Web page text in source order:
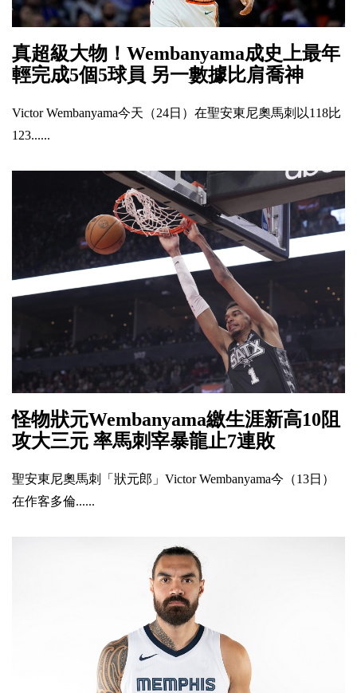
真超級大物！Wembanyama成史上最年
輕完成5個5球員 另一數據比肩喬神
Victor Wembanyama今天（24日）在聖安東尼奧馬刺以118比
123......
怪物狀元Wembanyama繳生涯新高10阻
攻大三元 率馬刺宰暴龍止7連敗
聖安東尼奧馬刺「狀元郎」Victor Wembanyama今（13日）
在作客多倫......